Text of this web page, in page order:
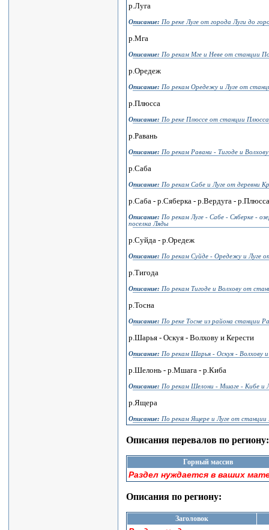
р.Луга
Описание: По реке Луге от города Луги до
р.Мга
Описание: По рекам Мге и Неве от станции
р.Оредеж
Описание: По рекам Оредежу и Луге от
р.Плюсса
Описание: По реке Плюссе от станции
р.Равань
Описание: По рекам Равани - Тигоде и
р.Саба
Описание: По рекам Сабе и Луге от деревни
р.Саба - р.Сяберка - р.Вердуга - р.Плюсса
Описание: По рекам Луге - Сабе - Сяберке -
поселка Ляды
р.Суйда - р.Оредеж
Описание: По рекам Суйде - Оредежу и Луге
р.Тигода
Описание: По рекам Тигоде и Волхову от
р.Тосна
Описание: По реке Тосне из района станции
р.Шарья - Оскуя - Волхову и Керести
Описание: По рекам Шарья - Оскуя - Волхову
р.Шелонь - р.Мшага - р.Киба
Описание: По рекам Шелони - Мшаге - Кибе и
р.Ящера
Описание: По рекам Ящере и Луге от станции
Описания перевалов по региону:
Горный массив
Раздел нуждается в ваших
Описания по региону:
Заголовок